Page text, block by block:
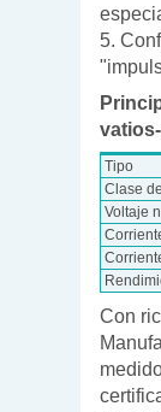
5.
Tipo
Clase
Voltaje
Con